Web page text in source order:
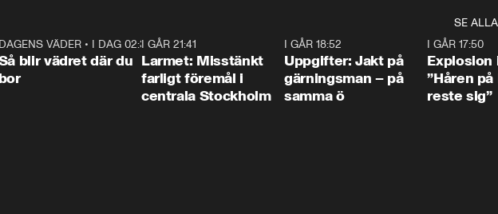
SE ALLA
1:06
DAGENS VÄDER• I DAG 02:30
blir vädret där du
bor
I GÅR 21:41
Larmet: Misstänkt
farligt föremål i
centrala Stockholm
I GÅR 18:52
Uppgifter: Jakt på
gärningsman – på
samma ö
I GÅR 17:50
Explosion
”Håren
reste sig”